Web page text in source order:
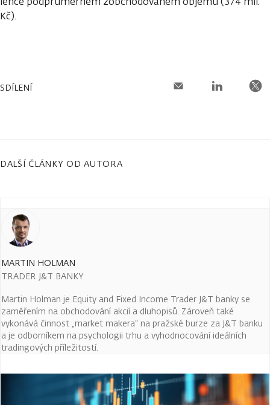
Kč).
SDÍLENÍ
DALŠÍ ČLÁNKY OD AUTORA
MARTIN HOLMAN
TRADER J&T BANKY
Martin Holman je Equity and Fixed Income Trader J&T banky se
zaměřením na obchodování akcií a dluhopisů. Zároveň také
vykonává činnost „market makera“ na pražské burze za J&T banku
a je odborníkem na psychologii trhu a vyhodnocování ideálních
tradingových příležitostí.